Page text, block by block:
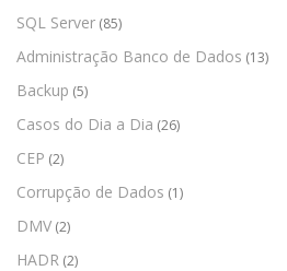
SQL Server (85)
Administração Banco de Dados (13)
Backup (5)
Casos do Dia a Dia (26)
CEP (2)
Corrupção de Dados (1)
DMV (2)
HADR (2)